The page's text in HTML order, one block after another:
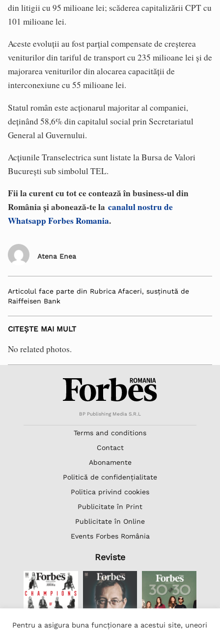
din litigii cu 95 milioane lei; scăderea capitalizării CPT cu
101 milioane lei.
Aceste evoluții au fost parțial compensate de creșterea
veniturilor din tariful de transport cu 235 milioane lei și de
majorarea veniturilor din alocarea capacității de
interconexiune cu 55 milioane lei.
Statul român este acționarul majoritar al companiei,
deținând 58,6% din capitalul social prin Secretariatul
General al Guvernului.
Acțiunile Transelectrica sunt listate la Bursa de Valori
București sub simbolul TEL.
Fii la curent cu tot ce contează în business-ul din
România și abonează-te la canalul nostru de
Whatsapp Forbes Romania.
Atena Enea
Articolul face parte din Rubrica Afaceri, susținută de
Raiffeisen Bank
CITEȘTE MAI MULT
No related photos.
BP Publishing Media S.R.L
Terms and conditions
Contact
Abonamente
Politică de confidențialitate
Politica privind cookies
Publicitate în Print
Publicitate în Online
Events Forbes România
Reviste
Pentru a asigura buna funcționare a acestui site, uneori